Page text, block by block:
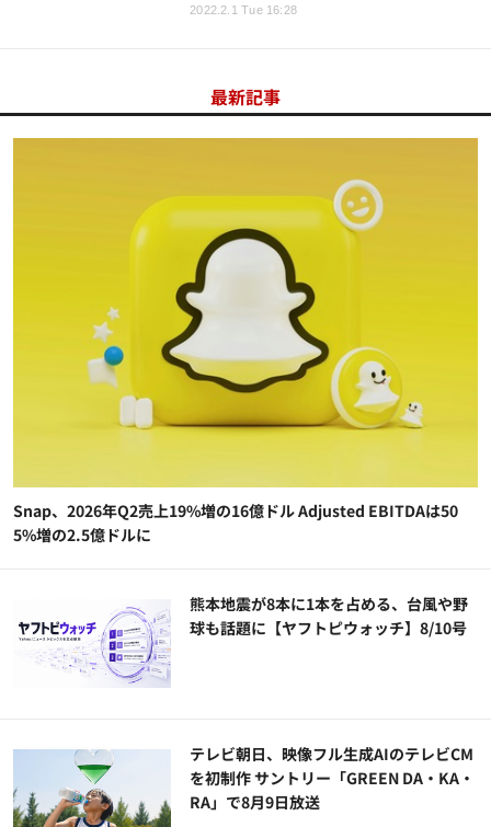
2022.2.1 Tue 16:28
最新記事
Snap、2026年Q2売上19%増の16億ドル Adjusted EBITDAは50
5%増の2.5億ドルに
熊本地震が8本に1本を占める、台風や野
球も話題に【ヤフトピウォッチ】8/10号
テレビ朝日、映像フル生成AIのテレビCM
を初制作 サントリー「GREEN DA・KA・
RA」で8月9日放送